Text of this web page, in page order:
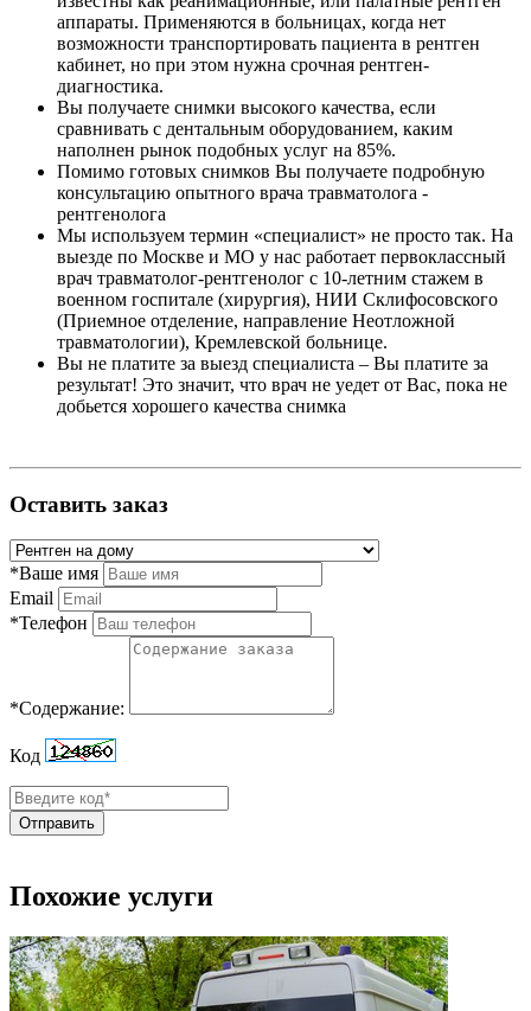
аппараты. Применяются в больницах, когда нет
возможности транспортировать пациента в рентген
кабинет, но при этом нужна срочная рентген-
диагностика.
Вы получаете снимки высокого качества, если
сравнивать с дентальным оборудованием, каким
наполнен рынок подобных услуг на 85%.
Помимо готовых снимков Вы получаете подробную
консультацию опытного врача травматолога -
рентгенолога
Мы используем термин «специалист» не просто так. На
выезде по Москве и МО у нас работает первоклассный
врач травматолог-рентгенолог с 10-летним стажем в
военном госпитале (хирургия), НИИ Склифосовского
(Приемное отделение, направление Неотложной
травматологии), Кремлевской больнице.
Вы не платите за выезд специалиста – Вы платите за
результат! Это значит, что врач не уедет от Вас, пока не
добьется хорошего качества снимка
Оставить заказ
*Ваше имя
Email
*Телефон
*Содержание:
Код
Отправить
Похожие услуги